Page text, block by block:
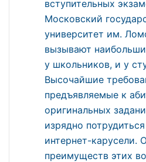
вступительных
Московский
университет им.
вызывают
у школьников, и у
Высочайшие
предъявляемые к
оригинальных
изрядно
интернет-карусели.
преимуществ этих